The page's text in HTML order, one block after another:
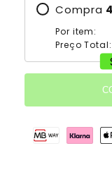
Compra 4
Por item:
Preço Total: